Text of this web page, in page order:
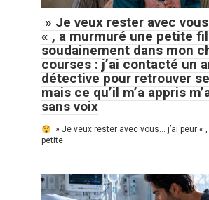
» Je veux rester avec
« , a murmuré une petite
soudainement dans mon
courses : j’ai contacté un
détective pour retrouver
mais ce qu’il m’a appris
sans voix
» Je veux rester avec vous… j’ai peur «
petite